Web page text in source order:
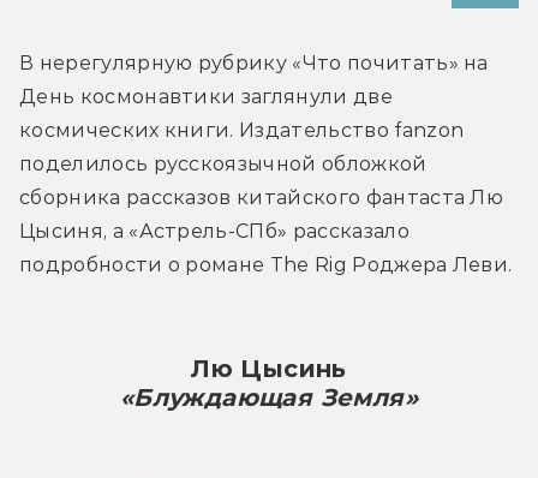
В нерегулярную рубрику «Что почитать» на
День космонавтики заглянули две
космических книги. Издательство fanzon
поделилось русскоязычной обложкой
сборника рассказов китайского фантаста Лю
Цысиня, а «Астрель-СПб» рассказало
подробности о романе The Rig Роджера Леви.
Лю Цысинь
«Блуждающая Земля»